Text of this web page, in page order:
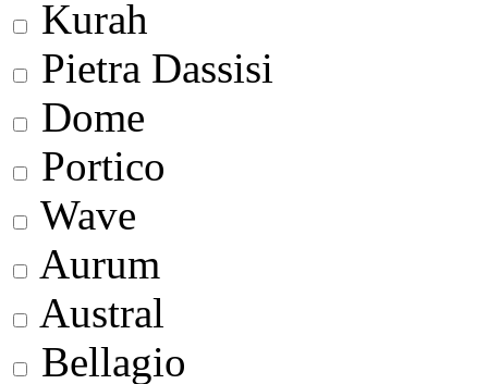
Kurah
Pietra Dassisi
Dome
Portico
Wave
Aurum
Austral
Bellagio